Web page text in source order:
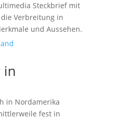
Steckbrief mit
Verbreitung in
und Aussehen.
in
in Nordamerika
fest in